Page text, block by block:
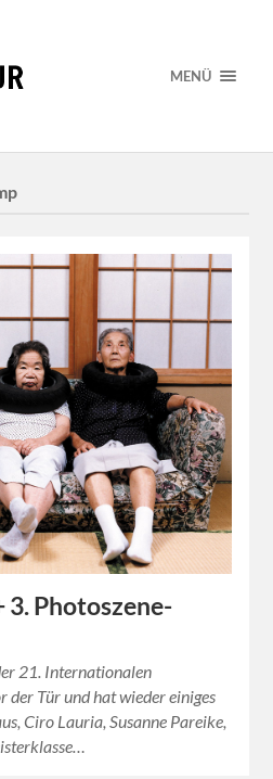
MENÜ
3. Photoszene-
21. Internationalen
der Tür und hat wieder einiges
Ciro Lauria, Susanne Pareike,